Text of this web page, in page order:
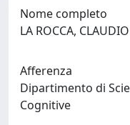
Nome completo
LA ROCCA, CLAUDIO
Afferenza
Dipartimento di
Cognitive